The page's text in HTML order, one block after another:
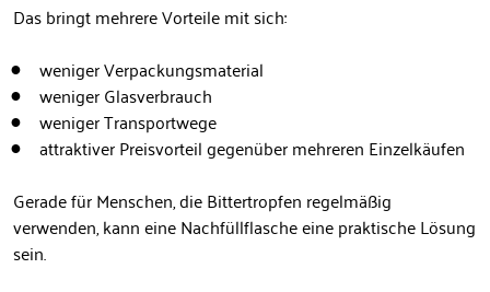
Das bringt mehrere Vorteile mit sich:
weniger Verpackungsmaterial
weniger Glasverbrauch
weniger Transportwege
attraktiver Preisvorteil gegenüber mehreren Einzelkäufen
Gerade für Menschen, die Bittertropfen regelmäßig
verwenden, kann eine Nachfüllflasche eine praktische Lösung
sein.